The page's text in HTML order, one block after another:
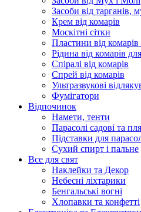
Засоби від тарганів,
Крем від комарів
Москітні сітки
Пластини від комарів
Рідина від комарів
Спіралі від комарів
Спрей від комарів
Ультразвукові
Фумігатори
Відпочинок
Намети, тенти
Парасолі садові та
Підставки для
Сухий спирт і пальне
Все для свят
Наклейки та Декор
Небесні ліхтарики
Бенгальські вогні
Хлопавки та конфетті